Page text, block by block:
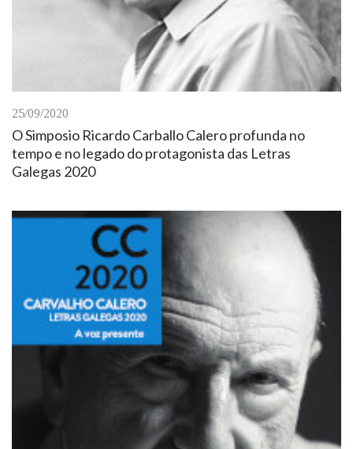
25/09/2020
O Simposio Ricardo Carballo Calero profunda no
tempo e no legado do protagonista das Letras
Galegas 2020